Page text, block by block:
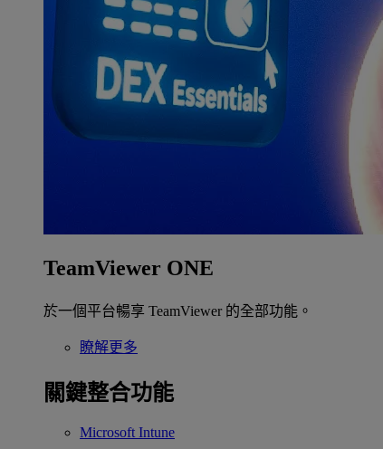
TeamViewer ONE
於一個平台暢享 TeamViewer 的全部功能。
瞭解更多
關鍵整合功能
Microsoft Intune